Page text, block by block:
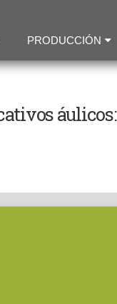
PRODUCCIÓN
áulicos: